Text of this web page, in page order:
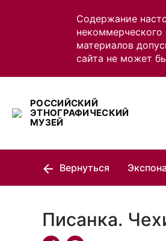
Содержание
материалов
сайта не может
РОССИЙСКИЙ
ЭТНОГРАФИЧЕСКИЙ
МУЗЕЙ
Вернуться
Писанка.